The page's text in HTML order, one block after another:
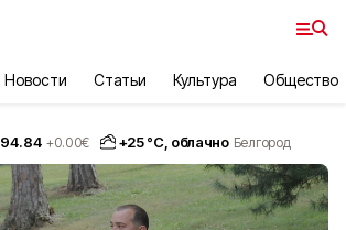
Новости Статьи Культура Общество
94.84 +0.00€ +25°С, облачно Белгород